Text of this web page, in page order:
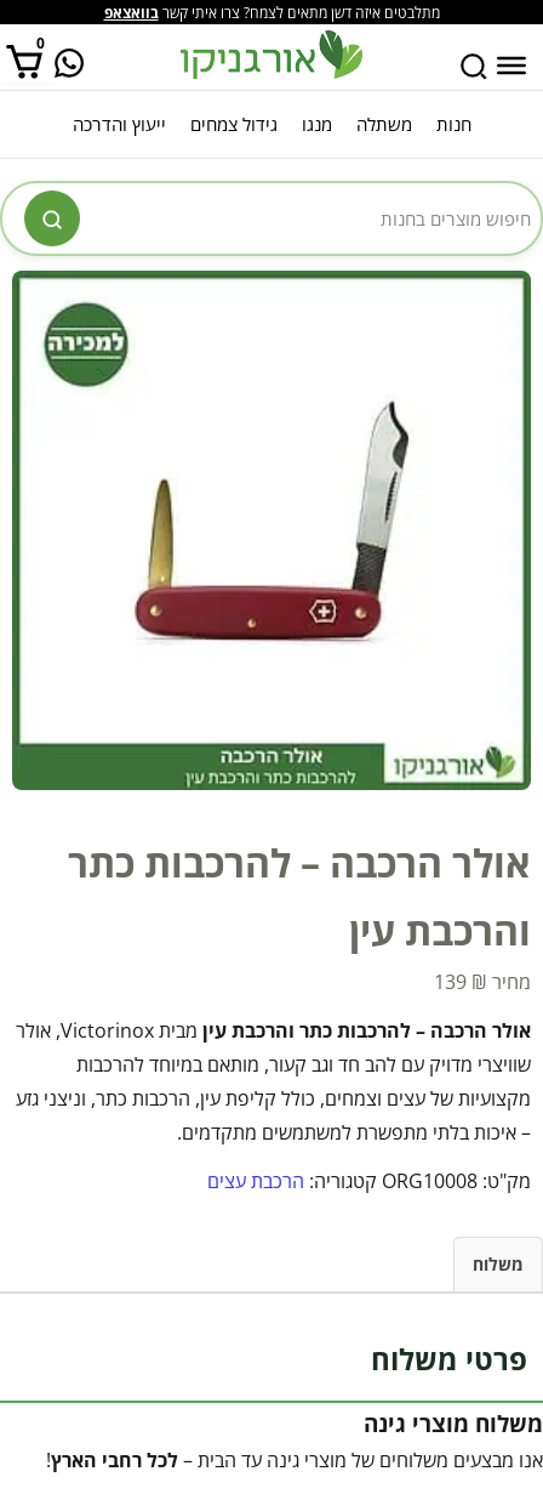
מתלבטים איזה דשן מתאים לצמח? צרו איתי קשרבוואצאפ
0
אין מוצרים בסל הקניות. חנות משתלה מנגו גידול צמחים ייעוץ והדרכה
אולר הרכבה – להרכבות כתר
והרכבת עין
139 ₪
אולר הרכבה – להרכבות כתר והרכבת עין
מבית Victorinox, אולר
שוויצרי מדויק עם להב חד וגב קעור, מותאם במיוחד להרכבות
מקצועיות של עצים וצמחים, כולל קליפת עין, הרכבות כתר, וניצני גזע
– איכות בלתי מתפשרת למשתמשים מתקדמים.
מק"ט: ORG10008 קטגוריה: הרכבת עצים
משלוח
פרטי משלוח
משלוח מוצרי גינה
אנו מבצעים משלוחים של מוצרי גינה עד הבית –לכל רחבי הארץ!